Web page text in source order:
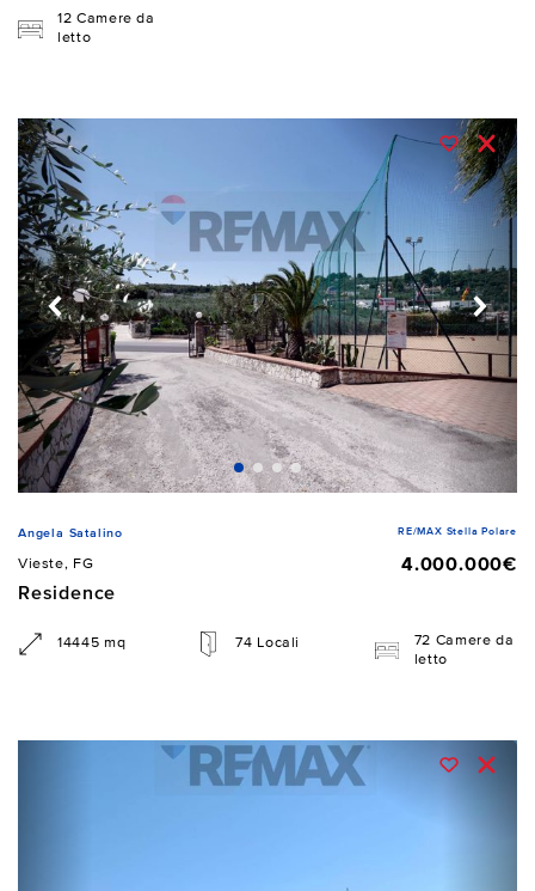
12 Camere da
letto
Angela Satalino RE/MAX Stella Polare
Vieste, FG
4.000.000€
Residence
14445 mq 74 Locali
72 Camere da
letto